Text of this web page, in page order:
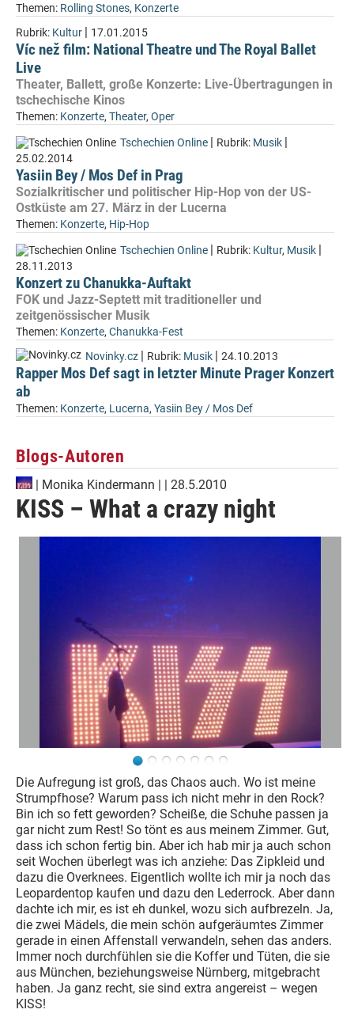
Themen: Rolling Stones, Konzerte
Rubrik: Kultur | 17.01.2015
Víc než film: National Theatre und The Royal Ballet
Live
Theater, Ballett, große Konzerte: Live-Übertragungen in
tschechische Kinos
Themen: Konzerte, Theater, Oper
Tschechien Online | Rubrik: Musik |
25.02.2014
Yasiin Bey / Mos Def in Prag
Sozialkritischer und politischer Hip-Hop von der US-
Ostküste am 27. März in der Lucerna
Themen: Konzerte, Hip-Hop
Tschechien Online | Rubrik: Kultur, Musik |
28.11.2013
Konzert zu Chanukka-Auftakt
FOK und Jazz-Septett mit traditioneller und
zeitgenössischer Musik
Themen: Konzerte, Chanukka-Fest
Novinky.cz | Rubrik: Musik | 24.10.2013
Rapper Mos Def sagt in letzter Minute Prager Konzert
ab
Themen: Konzerte, Lucerna, Yasiin Bey / Mos Def
Blogs-Autoren
| Monika Kindermann | | 28.5.2010
KISS – What a crazy night
Die Aufregung ist groß, das Chaos auch. Wo ist meine
Strumpfhose? Warum pass ich nicht mehr in den Rock?
Bin ich so fett geworden? Scheiße, die Schuhe passen ja
gar nicht zum Rest! So tönt es aus meinem Zimmer. Gut,
dass ich schon fertig bin. Aber ich hab mir ja auch schon
seit Wochen überlegt was ich anziehe: Das Zipkleid und
dazu die Overknees. Eigentlich wollte ich mir ja noch das
Leopardentop kaufen und dazu den Lederrock. Aber dann
dachte ich mir, es ist eh dunkel, wozu sich aufbrezeln. Ja,
die zwei Mädels, die mein schön aufgeräumtes Zimmer
gerade in einen Affenstall verwandeln, sehen das anders.
Immer noch durchfühlen sie die Koffer und Tüten, die sie
aus München, beziehungsweise Nürnberg, mitgebracht
haben. Ja ganz recht, sie sind extra angereist – wegen
KISS!